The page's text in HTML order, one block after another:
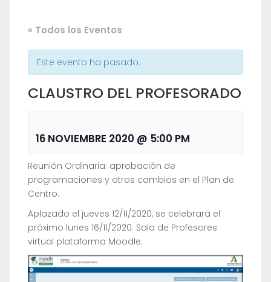
« Todos los Eventos
Este evento ha pasado.
CLAUSTRO DEL PROFESORADO
16 NOVIEMBRE 2020 @ 5:00 PM
Reunión Ordinaria: aprobación de
programaciones y otros cambios en el Plan de
Centro.
Aplazado el jueves 12/11/2020, se celebrará el
próximo lunes 16/11/2020. Sala de Profesores
virtual plataforma Moodle.